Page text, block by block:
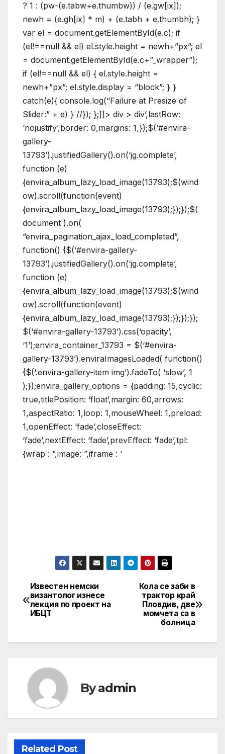
? 1 : (pw-(e.tabw+e.thumbw)) / (e.gw[ix]);
newh = (e.gh[ix] * m) + (e.tabh + e.thumbh); }
var el = document.getElementById(e.c); if
(el!==null && el) el.style.height = newh+”px”; el
= document.getElementById(e.c+”_wrapper”);
if (el!==null && el) { el.style.height =
newh+”px”; el.style.display = “block”; } }
catch(e){ console.log(“Failure at Presize of
Slider:” + e) } //}); };]]> div > div’,lastRow:
‘nojustify’,border: 0,margins: 1,});$(‘#envira-
gallery-
13793’).justifiedGallery().on(‘jg.complete’,
function (e)
{envira_album_lazy_load_image(13793);$(wind
ow).scroll(function(event)
{envira_album_lazy_load_image(13793);});});$(
document ).on(
“envira_pagination_ajax_load_completed”,
function() {$(‘#envira-gallery-
13793’).justifiedGallery().on(‘jg.complete’,
function (e)
{envira_album_lazy_load_image(13793);$(wind
ow).scroll(function(event)
{envira_album_lazy_load_image(13793);});});});
$(‘#envira-gallery-13793’).css(‘opacity’,
‘1’);envira_container_13793 = $(‘#envira-
gallery-13793’).enviraImagesLoaded( function()
{$(‘.envira-gallery-item img’).fadeTo( ‘slow’, 1
);});envira_gallery_options = {padding: 15,cyclic:
true,titlePosition: ‘float’,margin: 60,arrows:
1,aspectRatio: 1,loop: 1,mouseWheel: 1,preload:
1,openEffect: ‘fade’,closeEffect:
‘fade’,nextEffect: ‘fade’,prevEffect: ‘fade’,tpl:
{wrap : ”,image: ”,iframe : ‘
Post
navigation
Кола се заби в
трактор край
Пловдив, две
момчета са в
болница
Известен немски
византолог изнесе
лекция по проект на
ИБЦТ
Byadmin
Related Post